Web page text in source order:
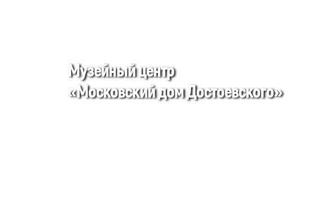
Музейный центр
«Московский дом Достоевского»